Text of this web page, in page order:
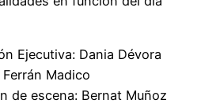
Ejecutiva: Dania Dévora
Madico
de escena: Bernat Muñoz